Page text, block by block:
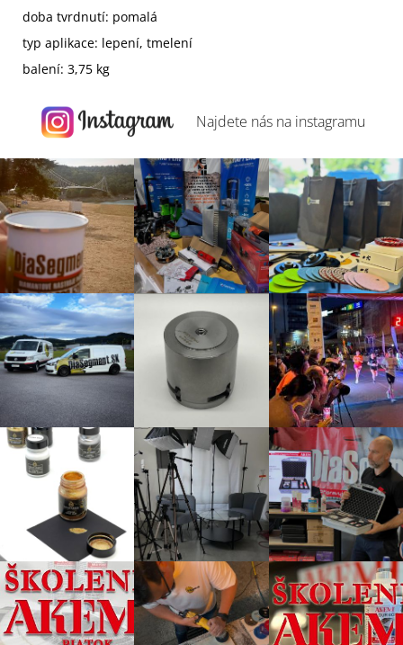
doba tvrdnutí: pomalá
typ aplikace: lepení, tmelení
balení: 3,75 kg
Najdete nás na instagramu